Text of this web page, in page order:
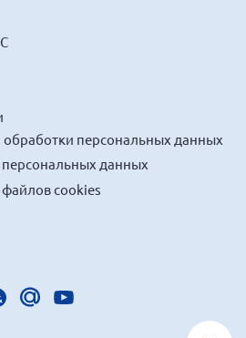
персональных данных
персональных данных
файлов cookies